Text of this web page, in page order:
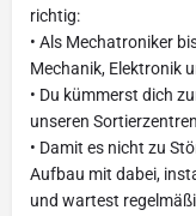
richtig:
• Als Mechatroniker
Mechanik, Elektronik
• Du kümmerst dich
unseren
• Damit es nicht zu
Aufbau mit dabei,
und wartest